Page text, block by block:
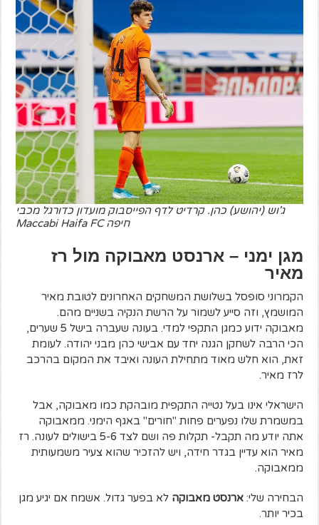
ג'וש (יהושע) כהן. קרדיט לדף הפייסבוק מועדון כדורגל מכבי
חיפה Maccabi Haifa FC
מגן ימני – ארנסט מאבוקה מול רז
מאיר
הקמרוני סופסל בשלושת המשחקים האחרונים לטובת מאיר
המושמץ, וזה סייע לשמור על הרשת הנקיה בשניים מהם.
מאבוקה ידוע כמגן התקפי למדי. בעונה שעברה בישל 5 שערים,
הכי הרבה לשחקן הגנה יחד עם אבישי כהן מבני יהודה. לעומת
זאת, הוא חלש מאוד מתחילת העונה ואיבד את המקום בהרכב
לרז מאיר.
הישראלי אינו בעל נטייה התקפית מובהקת כמו מאבוקה, אבל
במשמרת שלו נפערים פחות "חורים" באגף הימני. ממאבוקה
אתה יודע מה תקבל- תקלות פה ושם לצד 5-6 בישולים לעונה. רז
מאיר הוא עדיין בגדר חידה, ויש להזכיר שהוא צעיר משמעותית
ממאבוקה.
הבחירה שלי:ארנסט מאבוקה לא בפער גדול. אשמח אם יגיע מגן
בכיר יותר.